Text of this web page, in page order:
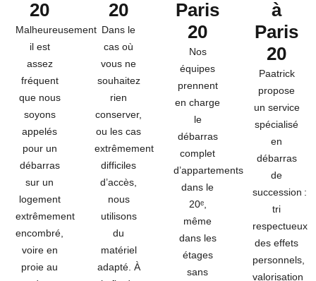
20
Malheureusement
il est
assez
fréquent
que nous
soyons
appelés
pour un
débarras
sur un
logement
extrêmement
encombré,
voire en
proie au
20
Dans le
cas où
vous ne
souhaitez
rien
conserver,
ou les cas
extrêmement
difficiles
d’accès,
nous
utilisons
du
matériel
adapté. À
Paris
20
Nos
équipes
prennent
en charge
le
débarras
complet
d’appartements
dans le
20ᵉ,
même
dans les
étages
sans
à
Paris
20
Paatrick
propose
un service
spécialisé
en
débarras
de
succession :
tri
respectueux
des effets
personnels,
valorisation